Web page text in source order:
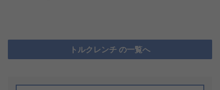
トルクレンチ の一覧へ